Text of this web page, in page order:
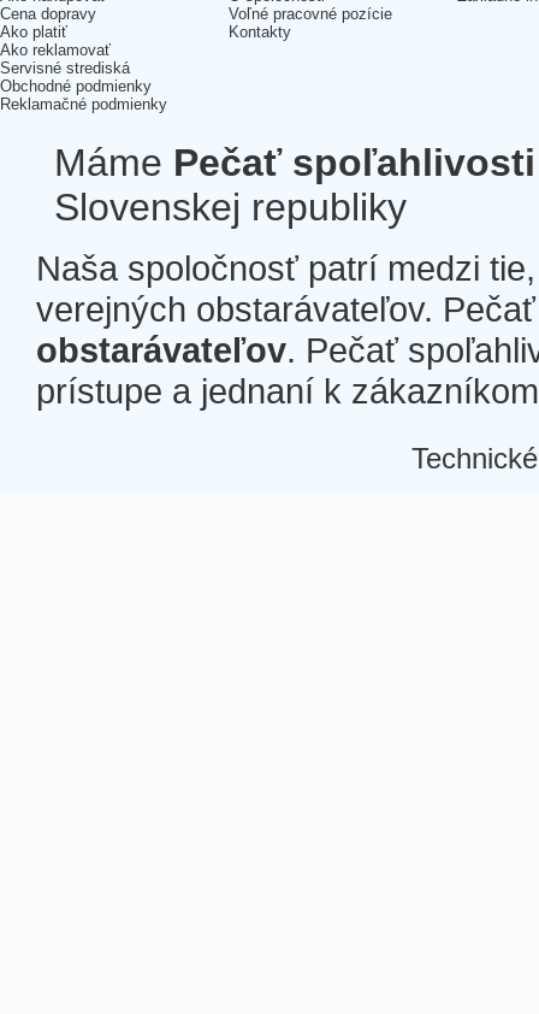
Cena dopravy
Ako platiť
Ako reklamovať
Servisné strediská
Obchodné podmienky
Reklamačné podmienky
Voľné pracovné pozície
Kontakty
Máme Pečať spoľahlivosti
Slovenskej republiky
Naša spoločnosť patrí medzi
verejných obstarávateľov.
obstarávateľov. Pečať
prístupe a jednaní k